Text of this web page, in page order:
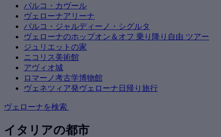
パルコ・カヴール
ヴェローナアリーナ
パルコ・ジャルディーノ・シグルタ
ヴェローナのホップオン＆オフ 乗り降り自由 ツアー
ジュリエットの家
ニコリス美術館
アヴィオ城
ロマーノ考古学博物館
ヴェネツィア発ヴェローナ日帰り旅行
ヴェローナを検索
イタリアの都市